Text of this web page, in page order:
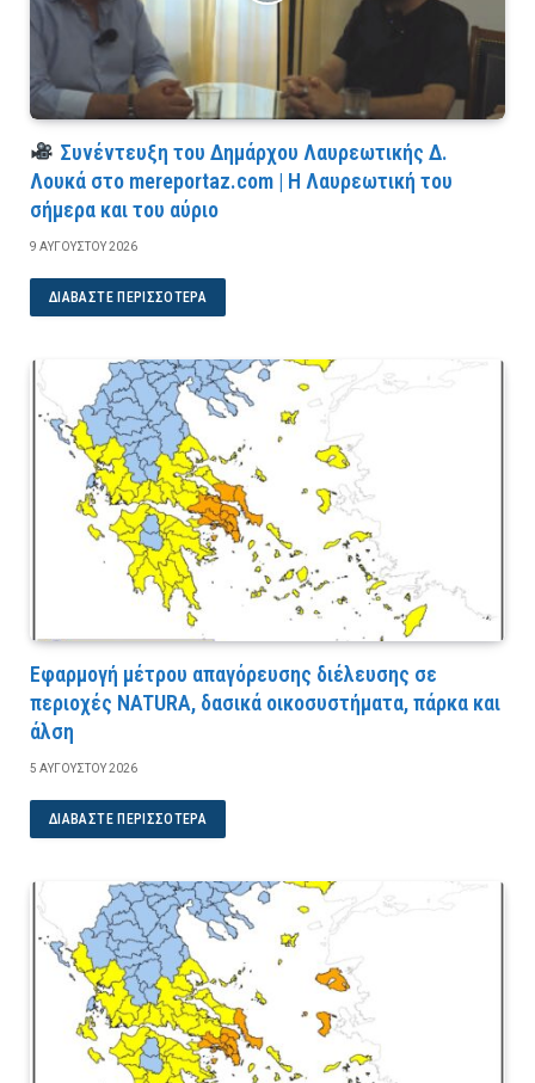
Συνέντευξη του Δημάρχου Λαυρεωτικής Δ.
Λουκά στο mereportaz.com | Η Λαυρεωτική του
σήμερα και του αύριο
9 ΑΥΓΟΎΣΤΟΥ 2026
ΔΙΑΒΆΣΤΕ ΠΕΡΙΣΣΌΤΕΡΑ
Εφαρμογή μέτρου απαγόρευσης διέλευσης σε
περιοχές NATURA, δασικά οικοσυστήματα, πάρκα και
άλση
5 ΑΥΓΟΎΣΤΟΥ 2026
ΔΙΑΒΆΣΤΕ ΠΕΡΙΣΣΌΤΕΡΑ